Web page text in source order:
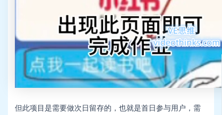
但此项目是需要做次日留存的，也就是首日参与用户，需